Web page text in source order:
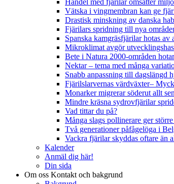
Vätska i vingmembran kan ge
Drastisk minskning av danska
Fjärilars spridning till nya
Spanska kamgräsfjärilar hotas av
Mikroklimat avgör
Bete i Natura 2000-områden
Nektar – tema med många
Snabb anpassning till dagslängd
Fjärilslarvernas värdväxter–
Monarker migrerar söderut allt
Mindre kräsna sydrovfjärilar
Vad tittar du på?
Många slags pollinerare ger
Två generationer påfågelöga i
Vackra fjärilar skyddas oftare än
Kalender
Anmäl dig här!
Din sida
Om oss Kontakt och bakgrund